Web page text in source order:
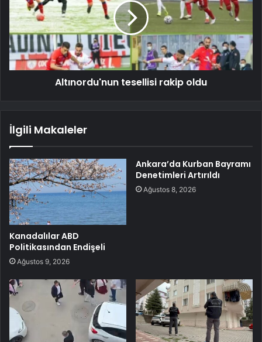
Altınordu'nun tesellisi rakip oldu
İlgili Makaleler
Kanadalılar ABD
Politikasından Endişeli
Ağustos 9, 2026
Ankara’da Kurban Bayramı
Denetimleri Artırıldı
Ağustos 8, 2026